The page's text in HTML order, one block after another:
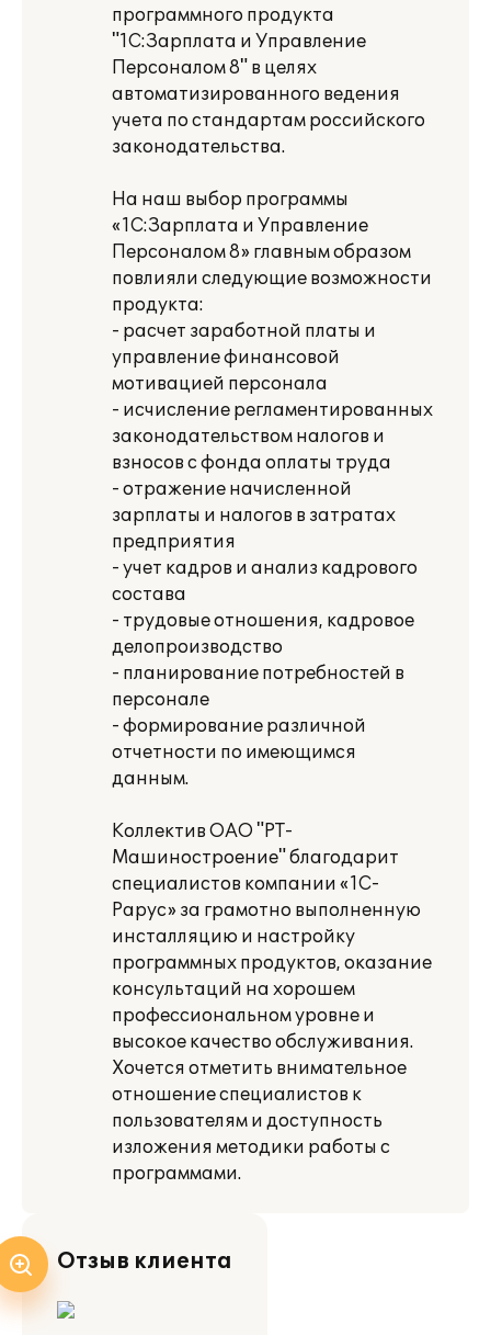
программного продукта
"1С:Зарплата и Управление
Персоналом 8" в целях
автоматизированного ведения
учета по стандартам российского
законодательства.
На наш выбор программы
«1С:Зарплата и Управление
Персоналом 8» главным образом
повлияли следующие возможности
продукта:
- расчет заработной платы и
управление финансовой
мотивацией персонала
- исчисление регламентированных
законодательством налогов и
взносов с фонда оплаты труда
- отражение начисленной
зарплаты и налогов в затратах
предприятия
- учет кадров и анализ кадрового
состава
- трудовые отношения, кадровое
делопроизводство
- планирование потребностей в
персонале
- формирование различной
отчетности по имеющимся
данным.
Коллектив ОАО "РТ-
Машиностроение" благодарит
специалистов компании «1С-
Рарус» за грамотно выполненную
инсталляцию и настройку
программных продуктов, оказание
консультаций на хорошем
профессиональном уровне и
высокое качество обслуживания.
Хочется отметить внимательное
отношение специалистов к
пользователям и доступность
изложения методики работы с
программами.
Отзыв клиента